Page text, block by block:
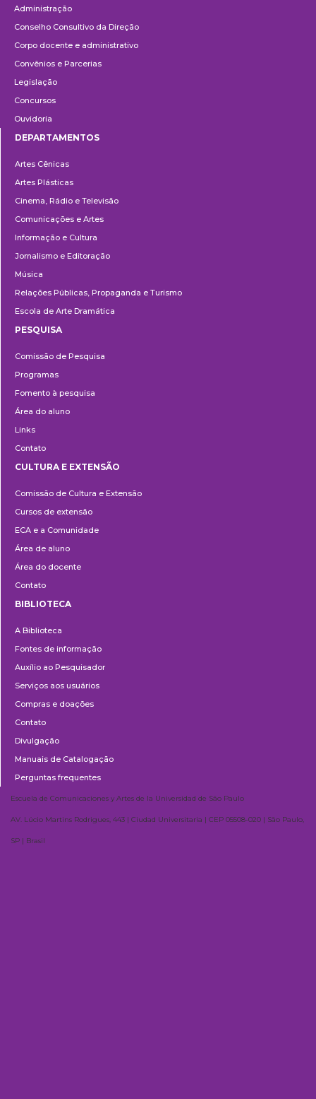
Administração
Conselho Consultivo da Direção
Corpo docente e administrativo
Convênios e Parcerias
Legislação
Concursos
Ouvidoria
DEPARTAMENTOS
Artes Cênicas
Artes Plásticas
Cinema, Rádio e Televisão
Comunicações e Artes
Informação e Cultura
Jornalismo e Editoração
Música
Relações Públicas, Propaganda e Turismo
Escola de Arte Dramática
PESQUISA
Comissão de Pesquisa
Programas
Fomento à pesquisa
Área do aluno
Links
Contato
e
Extensão
CULTURA E EXTENSÃO
Comissão de Cultura e Extensão
Cursos de extensão
ECA e a Comunidade
Área de aluno
Área do docente
Contato
BIBLIOTECA
A Biblioteca
Fontes de informação
Auxílio ao Pesquisador
Serviços aos usuários
Compras e doações
Contato
Divulgação
Manuais de Catalogação
Perguntas frequentes
Escuela de Comunicaciones y Artes de la Universidad de São Paulo
AV. Lúcio Martins Rodrigues, 443 | Ciudad Universitaria | CEP 05508-020 | São Paulo,
SP | Brasil